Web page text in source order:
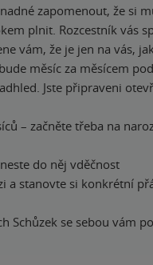
zapomenout, že si
plnit. Rozcestník vás
vám, že je jen na vás,
měsíc za měsícem
Jste připraveni
– začněte třeba na
do něj vděčnost
a stanovte si konkrétní
Schůzek se sebou vám